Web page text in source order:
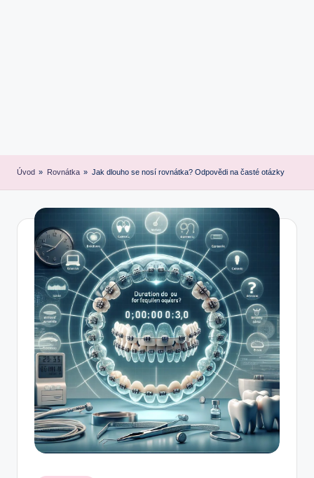
Úvod » Rovnátka » Jak dlouho se nosí rovnátka? Odpovědi na časté otázky